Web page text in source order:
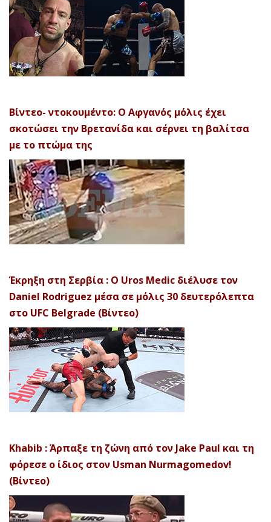
Βίντεο- ντοκουμέντο: Ο Αφγανός μόλις έχει
σκοτώσει την Βρετανίδα και σέρνει τη βαλίτσα
με το πτώμα της
Έκρηξη στη Σερβία : Ο Uros Medic διέλυσε τον
Daniel Rodriguez μέσα σε μόλις 30 δευτερόλεπτα
στο UFC Belgrade (Βίντεο)
Khabib : Άρπαξε τη ζώνη από τον Jake Paul και τη
φόρεσε ο ίδιος στον Usman Nurmagomedov!
(Βίντεο)